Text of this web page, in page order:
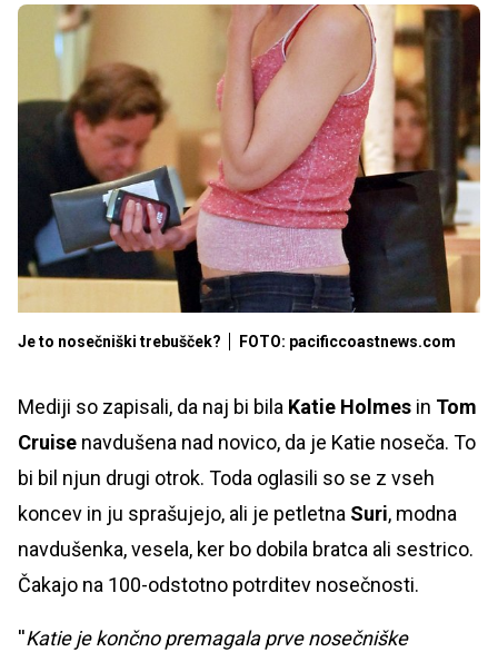
Je to nosečniški trebušček? FOTO: pacificcoastnews.com
Mediji so zapisali, da naj bi bila Katie Holmes in Tom
Cruise navdušena nad novico, da je Katie noseča. To
bi bil njun drugi otrok. Toda oglasili so se z vseh
koncev in ju sprašujejo, ali je petletna Suri, modna
navdušenka, vesela, ker bo dobila bratca ali sestrico.
Čakajo na 100-odstotno potrditev nosečnosti.
''Katie je končno premagala prve nosečniške